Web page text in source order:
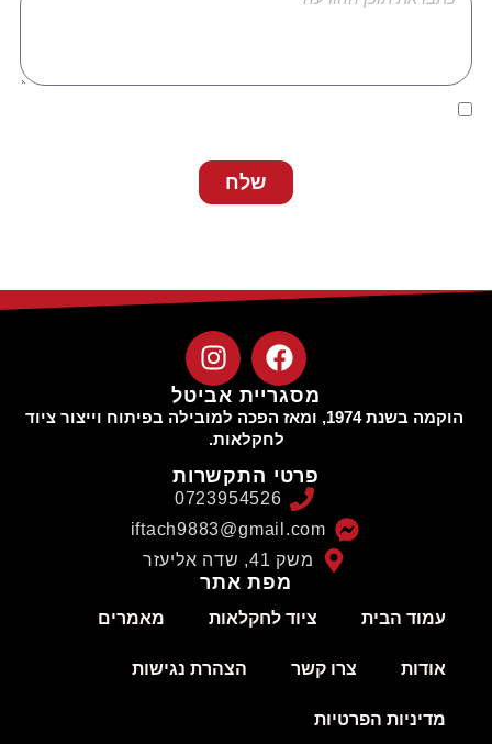
שלח
מסגריית אביטל
הוקמה בשנת 1974, ומאז הפכה למובילה בפיתוח וייצור ציוד
לחקלאות.
פרטי התקשרות
0723954526
iftach9883@gmail.com
משק 41, שדה אליעזר
מפת אתר
עמוד הבית ציוד לחקלאות מאמרים
אודות צרו קשר הצהרת נגישות
מדיניות הפרטיות